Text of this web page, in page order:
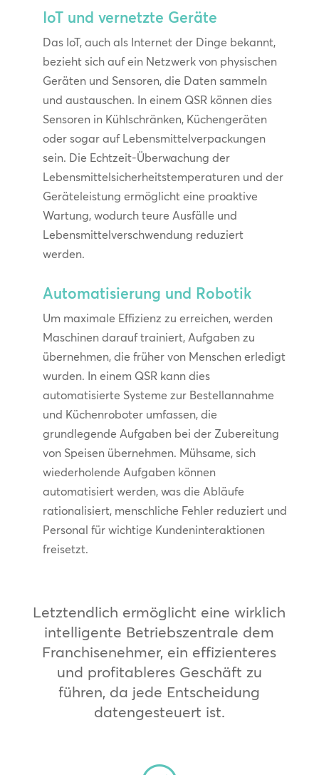
IoT und vernetzte Geräte
Das IoT, auch als Internet der Dinge bekannt,
bezieht sich auf ein Netzwerk von physischen
Geräten und Sensoren, die Daten sammeln
und austauschen. In einem QSR können dies
Sensoren in Kühlschränken, Küchengeräten
oder sogar auf Lebensmittelverpackungen
sein. Die Echtzeit-Überwachung der
Lebensmittelsicherheitstemperaturen und der
Geräteleistung ermöglicht eine proaktive
Wartung, wodurch teure Ausfälle und
Lebensmittelverschwendung reduziert
werden.
Automatisierung und Robotik
Um maximale Effizienz zu erreichen, werden
Maschinen darauf trainiert, Aufgaben zu
übernehmen, die früher von Menschen erledigt
wurden. In einem QSR kann dies
automatisierte Systeme zur Bestellannahme
und Küchenroboter umfassen, die
grundlegende Aufgaben bei der Zubereitung
von Speisen übernehmen. Mühsame, sich
wiederholende Aufgaben können
automatisiert werden, was die Abläufe
rationalisiert, menschliche Fehler reduziert und
Personal für wichtige Kundeninteraktionen
freisetzt.
Letztendlich ermöglicht eine wirklich
intelligente Betriebszentrale dem
Franchisenehmer, ein effizienteres
und profitableres Geschäft zu
führen, da jede Entscheidung
datengesteuert ist.